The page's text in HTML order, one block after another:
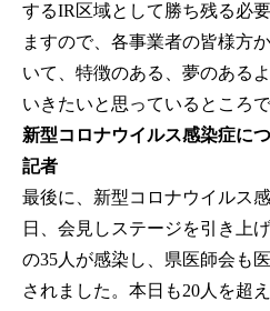
するIR区域として勝ち残る必
ますので、各事業者の皆様方
いて、特徴のある、夢のある
いきたいと思っているところで
新型コロナウイルス感染症に
記者
最後に、新型コロナウイルス
日、会見しステージを引き上
の35人が感染し、県医師会も
されました。本日も20人を超